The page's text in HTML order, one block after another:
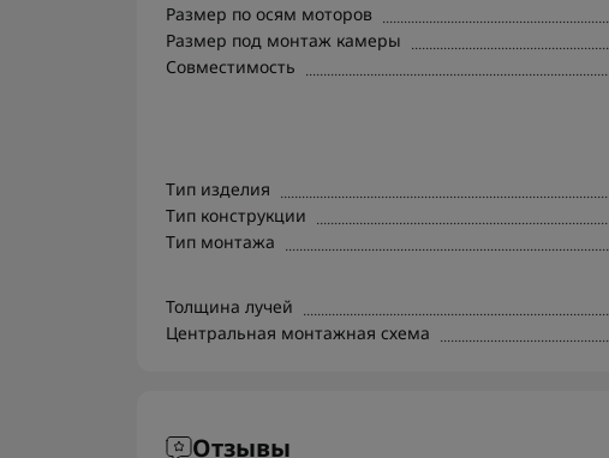
Размер по осям моторов
Размер под монтаж камеры
Совместимость
Тип изделия
Тип конструкции
Тип монтажа
Толщина лучей
Центральная монтажная схема
Отзывы